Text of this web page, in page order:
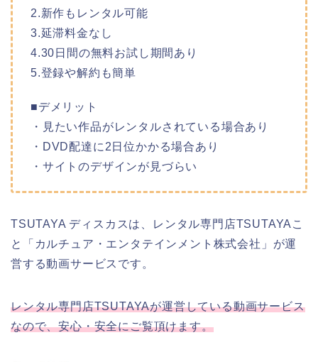
2.新作もレンタル可能
3.延滞料金なし
4.30日間の無料お試し期間あり
5.登録や解約も簡単
■デメリット
・見たい作品がレンタルされている場合あり
・DVD配達に2日位かかる場合あり
・サイトのデザインが見づらい
TSUTAYA ディスカスは、レンタル専門店TSUTAYAこ
と「カルチュア・エンタテインメント株式会社」が運
営する動画サービスです。
レンタル専門店TSUTAYAが運営している動画サービス
なので、安心・安全にご覧頂けます。